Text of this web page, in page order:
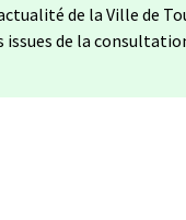
de la Ville de
issues de la